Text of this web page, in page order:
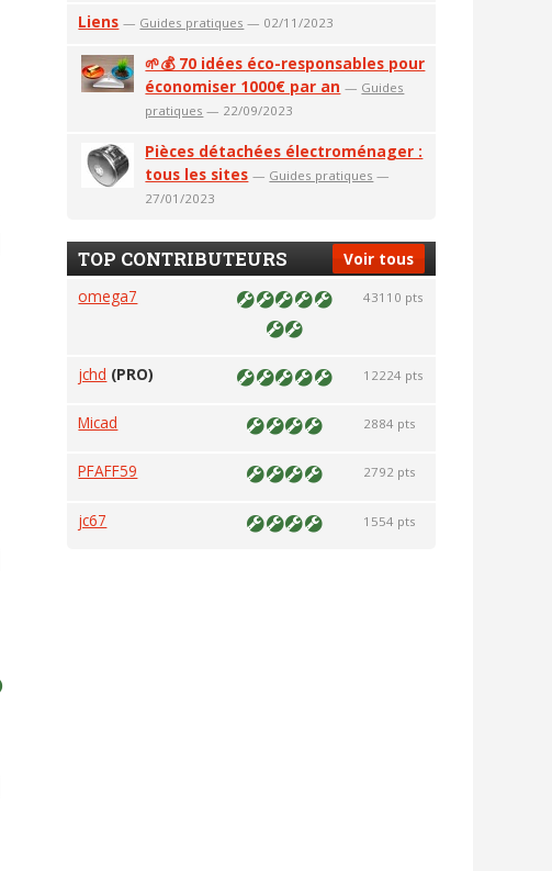
Liens — Guides pratiques — 02/11/2023
🌱💰 70 idées éco-responsables pour
économiser 1000€ par an — Guides
pratiques — 22/09/2023
Pièces détachées électroménager :
tous les sites — Guides pratiques —
27/01/2023
Voir tous
TOP CONTRIBUTEURS
omega7 43110 pts
jchd (PRO) 12224 pts
Micad 2884 pts
PFAFF59 2792 pts
jc67 1554 pts